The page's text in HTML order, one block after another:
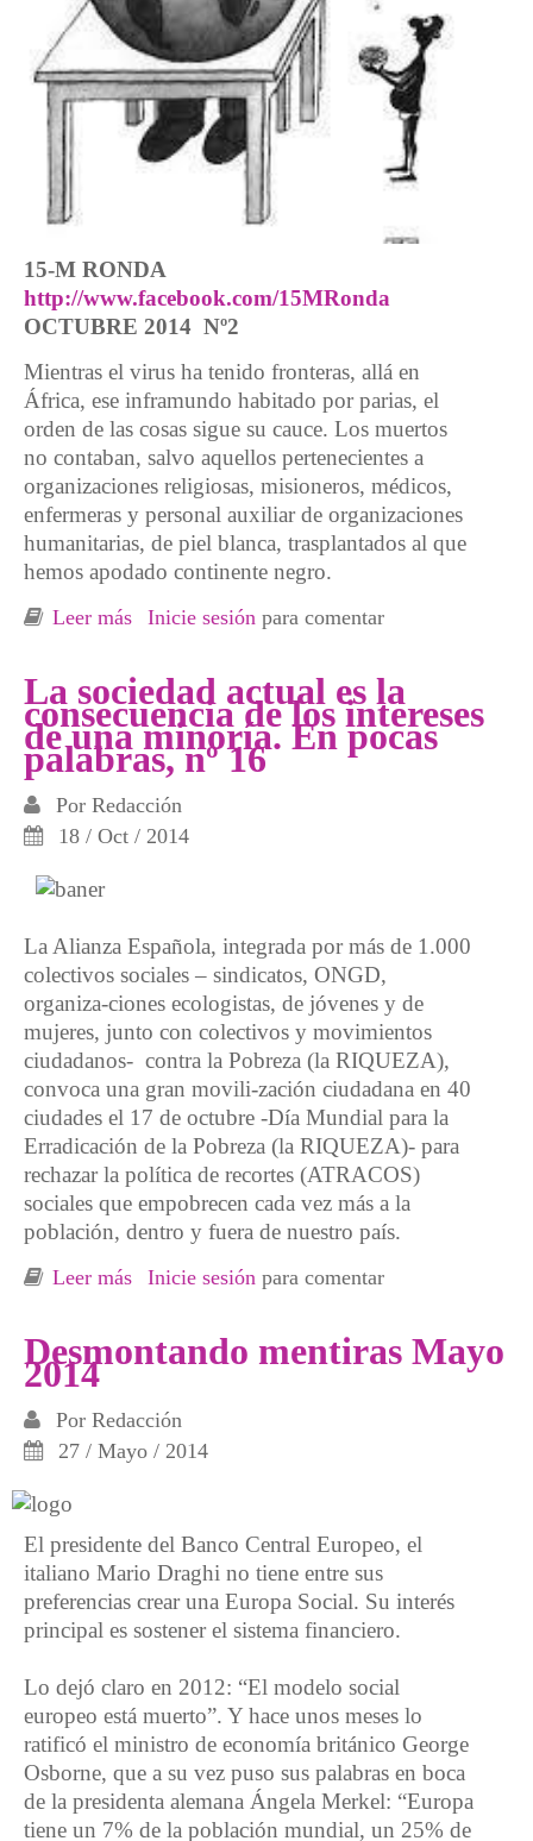
15-M RONDA
http://www.facebook.com/15MRonda
OCTUBRE 2014 Nº2
Mientras el virus ha tenido fronteras, allá en
África, ese inframundo habitado por parias, el
orden de las cosas sigue su cauce. Los muertos
no contaban, salvo aquellos pertenecientes a
organizaciones religiosas, misioneros, médicos,
enfermeras y personal auxiliar de organizaciones
humanitarias, de piel blanca, trasplantados al que
hemos apodado continente negro.
Leer más sobre EN POCAS PALABRAS Nº2. Un
Inicie sesión para comentar
La sociedad actual es la
consecuencia de los intereses
de una minoría. En pocas
palabras, nº 16
Por Redacción
18 / Oct / 2014
La Alianza Española, integrada por más de 1.000
colectivos sociales – sindicatos, ONGD,
organiza-ciones ecologistas, de jóvenes y de
mujeres, junto con colectivos y movimientos
ciudadanos- contra la Pobreza (la RIQUEZA),
convoca una gran movili-zación ciudadana en 40
ciudades el 17 de octubre -Día Mundial para la
Erradicación de la Pobreza (la RIQUEZA)- para
rechazar la política de recortes (ATRACOS)
sociales que empobrecen cada vez más a la
población, dentro y fuera de nuestro país.
Leer más sobre La sociedad actual es la consecuencia
palabras, nº 16
Inicie sesión para comentar
Desmontando mentiras Mayo
2014
Por Redacción
27 / Mayo / 2014
El presidente del Banco Central Europeo, el
italiano Mario Draghi no tiene entre sus
preferencias crear una Europa Social. Su interés
principal es sostener el sistema financiero.
Lo dejó claro en 2012: “El modelo social
europeo está muerto”. Y hace unos meses lo
ratificó el ministro de economía británico George
Osborne, que a su vez puso sus palabras en boca
de la presidenta alemana Ángela Merkel: “Europa
tiene un 7% de la población mundial, un 25% de